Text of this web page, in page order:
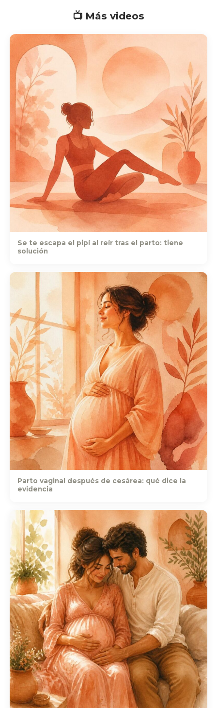
📺 Más videos
Se te escapa el pipí al reír tras el parto: tiene
solución
Parto vaginal después de cesárea: qué dice la
evidencia